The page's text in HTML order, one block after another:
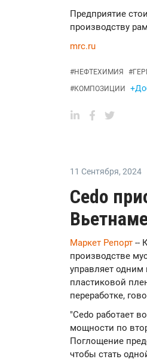
Предприятие
производству
mrc.ru
#НЕФТЕХИМИЯ #
#КОМПОЗИЦИИ
11 Сентября, 2024
Cedo
Маркет Репорт --
производстве
управляет одним
пластиковой
переработке,
"Cedo работает
мощности по
Поглощение
чтобы стать